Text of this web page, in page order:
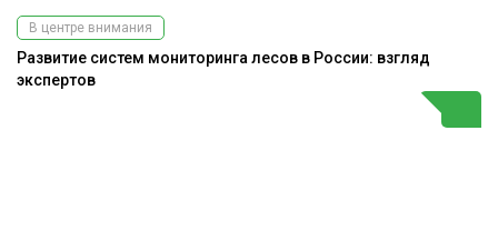
В центре внимания
Развитие систем мониторинга лесов в России: взгляд
экспертов